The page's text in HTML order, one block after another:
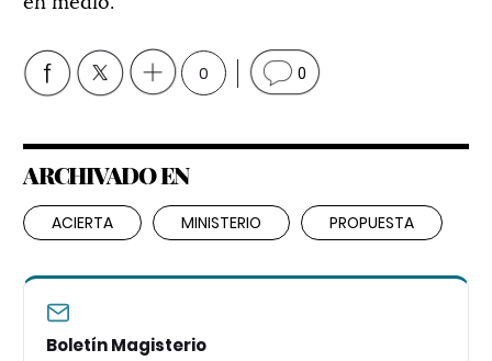
0 0
ARCHIVADO EN
ACIERTA MINISTERIO PROPUESTA
Boletín Magisterio